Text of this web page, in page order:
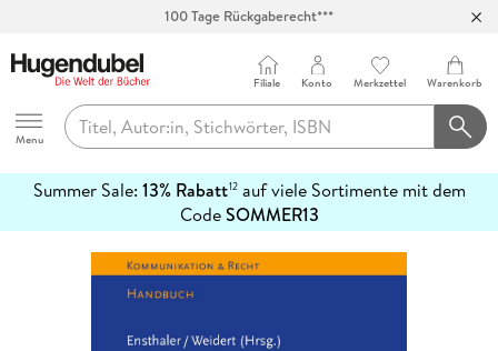
100 Tage Rückgaberecht***
Hugendubel
Menu
Filiale Konto Merkzettel Warenkorb
Summer Sale: 13% Rabatt12auf viele Sortimente mit dem
CodeSOMMER13
erfahren